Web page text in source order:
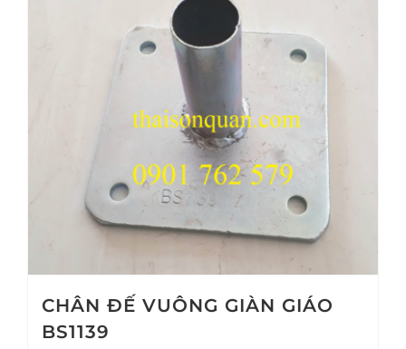
CHÂN ĐẾ VUÔNG GIÀN GIÁO
BS1139